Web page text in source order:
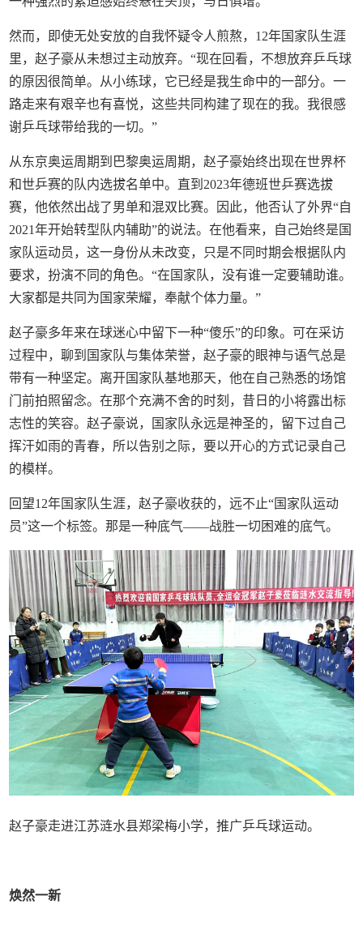
然而，即使无处安放的自我怀疑令人煎熬，12年国家队生涯
里，赵子豪从未想过主动放弃。“现在回看，不想放弃乒乓球
的原因很简单。从小练球，它已经是我生命中的一部分。一
路走来有艰辛也有喜悦，这些共同构建了现在的我。我很感
谢乒乓球带给我的一切。”
从东京奥运周期到巴黎奥运周期，赵子豪始终出现在世界杯
和世乒赛的队内选拔名单中。直到2023年德班世乒赛选拔
赛，他依然出战了男单和混双比赛。因此，他否认了外界“自
2021年开始转型队内辅助”的说法。在他看来，自己始终是国
家队运动员，这一身份从未改变，只是不同时期会根据队内
要求，扮演不同的角色。“在国家队，没有谁一定要辅助谁。
大家都是共同为国家荣耀，奉献个体力量。”
赵子豪多年来在球迷心中留下一种“傻乐”的印象。可在采访
过程中，聊到国家队与集体荣誉，赵子豪的眼神与语气总是
带有一种坚定。离开国家队基地那天，他在自己熟悉的场馆
门前拍照留念。在那个充满不舍的时刻，昔日的小将露出标
志性的笑容。赵子豪说，国家队永远是神圣的，留下过自己
挥汗如雨的青春，所以告别之际，要以开心的方式记录自己
的模样。
回望12年国家队生涯，赵子豪收获的，远不止“国家队运动
员”这一个标签。那是一种底气——战胜一切困难的底气。
赵子豪走进江苏涟水县郑梁梅小学，推广乒乓球运动。
焕然一新